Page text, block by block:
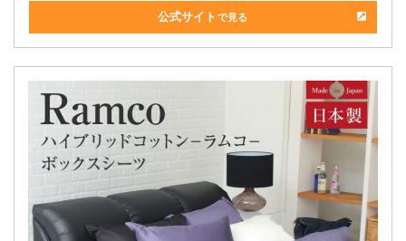
公式サイト で見る